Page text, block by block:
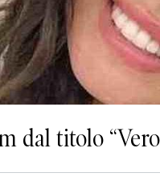
dal titolo